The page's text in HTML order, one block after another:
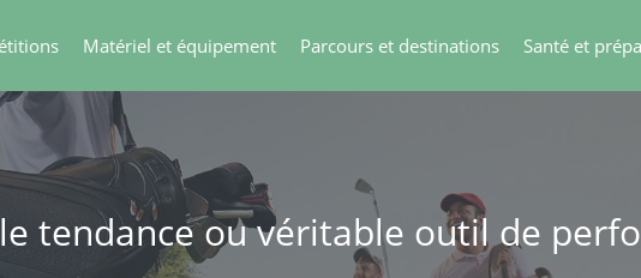
Matériel et équipement Parcours et destinations Santé et
tendance ou véritable outil de